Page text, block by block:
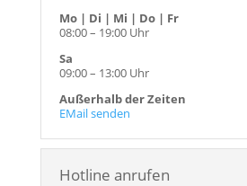
Mo | Di | Mi | Do | Fr
08:00 – 19:00 Uhr
Sa
09:00 – 13:00 Uhr
Außerhalb der Zeiten
EMail senden
Hotline anrufen